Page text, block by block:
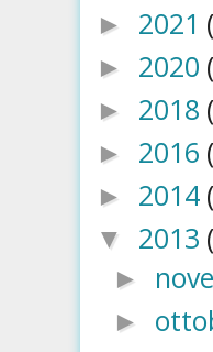
► 2021
► 2020
► 2018
► 2016
► 2014
▼ 2013
►
►